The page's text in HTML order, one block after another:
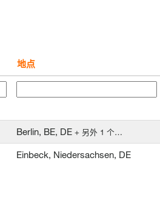
地点
Berlin, BE, DE + 另外 1 个…
Einbeck, Niedersachsen, DE